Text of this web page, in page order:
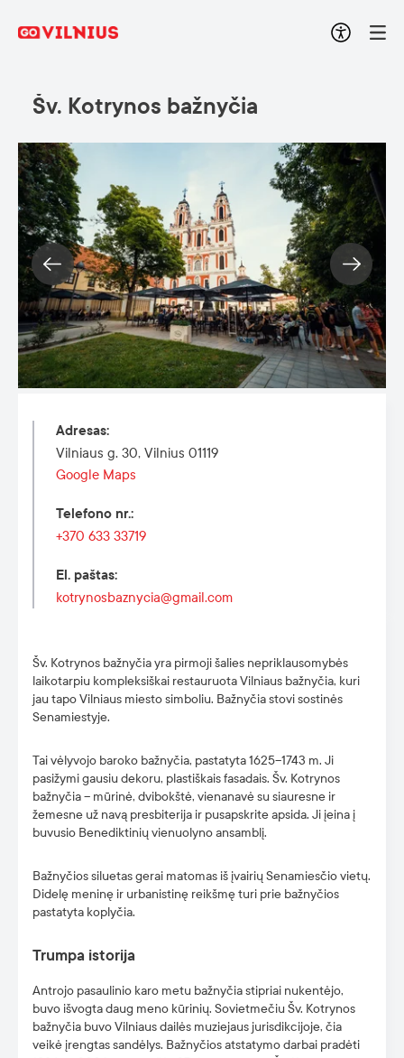
Šv. Kotrynos bažnyčia
Šv. Kotrynos bažnyčia yra pirmoji šalies nepriklausomybės
laikotarpiu kompleksiškai restauruota Vilniaus bažnyčia, kuri
jau tapo Vilniaus miesto simboliu. Bažnyčia stovi sostinės
Senamiestyje.
Tai vėlyvojo baroko bažnyčia, pastatyta 1625–1743 m. Ji
pasižymi gausiu dekoru, plastiškais fasadais. Šv. Kotrynos
bažnyčia – mūrinė, dvibokštė, vienanavė su siauresne ir
žemesne už navą presbiterija ir pusapskrite apsida. Ji įeina į
buvusio Benediktinių vienuolyno ansamblį.
Bažnyčios siluetas gerai matomas iš įvairių Senamiesčio vietų.
Didelę meninę ir urbanistinę reikšmę turi prie bažnyčios
pastatyta koplyčia.
Trumpa istorija
Antrojo pasaulinio karo metu bažnyčia stipriai nukentėjo,
buvo išvogta daug meno kūrinių. Sovietmečiu Šv. Kotrynos
bažnyčia buvo Vilniaus dailės muziejaus jurisdikcijoje, čia
veikė įrengtas sandėlys. Bažnyčios atstatymo darbai pradėti
Adresas:
Vilniaus g. 30, Vilnius 01119
Google Maps
Telefono nr.:
+370 633 33719
El. paštas:
kotrynosbaznycia@gmail.com